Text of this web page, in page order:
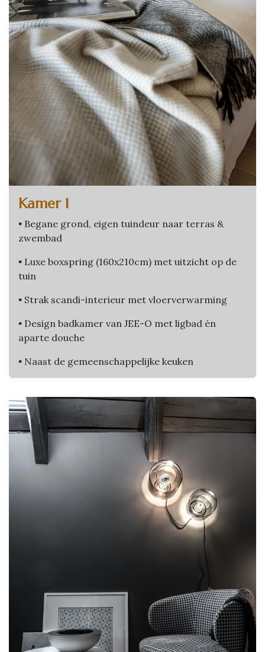
Kamer 1
• Begane grond, eigen tuindeur naar terras &
zwembad
• Luxe boxspring (160x210cm) met uitzicht op de
tuin
• Strak scandi-interieur met vloerverwarming
• Design badkamer van JEE-O met ligbad én
aparte douche
• Naast de gemeenschappelijke keuken